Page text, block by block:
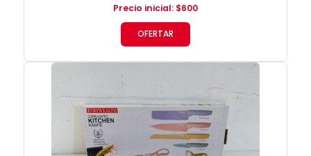
Precio inicial: $600
OFERTAR